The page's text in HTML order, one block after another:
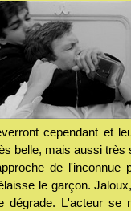
cependant et
belle, mais aussi très
de
le garçon.
dégrade. L'acteur se